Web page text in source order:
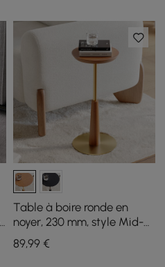
Table à boire ronde en
noyer, 230 mm, style Mid-
Century
89,99€